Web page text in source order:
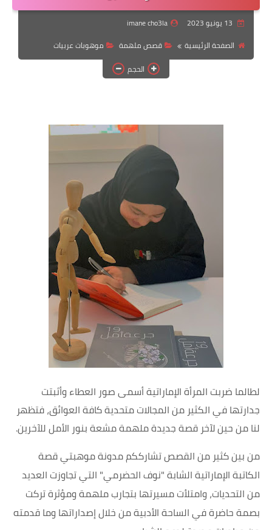
رابط فرعي
رابط فرعي
رابط فرعي
imane cho3la
الصفحة الرئيسية
قصص ملهمة
موهوبات عربيات
الحجم
لطالما ضربت المرأة الإماراتية أسمى صور العطاء وأثبتت
جدارتها في الكثير من المجالات متحدية كافة العوائق، فتظهر
لنا من حين لآخر قصة جديدة ملهمة مشعة بنور الأمل للآخرين.
من بين كثير من القصص تشارككم مدونة موهبتي قصة
الكاتبة الإماراتية الشابة "نوف الحضرمي" التي تجاوزت العديد
من التحديات، وامتلأت مسيرتها بتجارب ملهمة ومؤثرة تركت
بصمة حاضرة في الساحة الأدبية من خلال إصداراتها وما قدمته